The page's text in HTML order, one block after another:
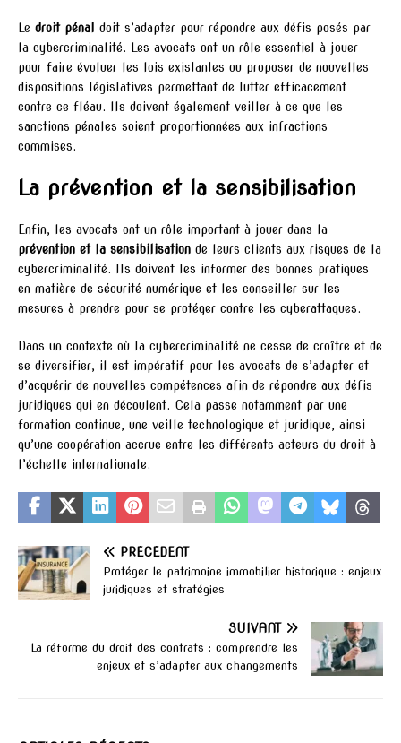
Le droit pénal
doit s’adapter pour répondre aux défis posés par
la cybercriminalité. Les avocats ont un rôle essentiel à jouer
pour faire évoluer les lois existantes ou proposer de nouvelles
dispositions législatives permettant de lutter efficacement
contre ce fléau. Ils doivent également veiller à ce que les
sanctions pénales soient proportionnées aux infractions
commises.
La prévention et la sensibilisation
Enfin, les avocats ont un rôle important à jouer dans la
prévention et la sensibilisation de leurs clients aux risques de la
cybercriminalité. Ils doivent les informer des bonnes pratiques
en matière de sécurité numérique et les conseiller sur les
mesures à prendre pour se protéger contre les cyberattaques.
Dans un contexte où la cybercriminalité ne cesse de croître et de
se diversifier, il est impératif pour les avocats de s’adapter et
d’acquérir de nouvelles compétences afin de répondre aux défis
juridiques qui en découlent. Cela passe notamment par une
formation continue, une veille technologique et juridique, ainsi
qu’une coopération accrue entre les différents acteurs du droit à
l’échelle internationale.
PRÉCÉDENT
Protéger le patrimoine immobilier historique : enjeux
juridiques et stratégies
SUIVANT
La réforme du droit des contrats : comprendre les
enjeux et s’adapter aux changements